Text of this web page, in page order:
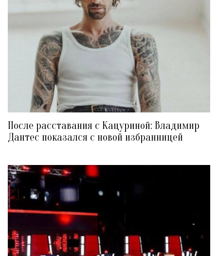
После расставания с Кацуриной: Владимир
Дантес показался с новой избранницей